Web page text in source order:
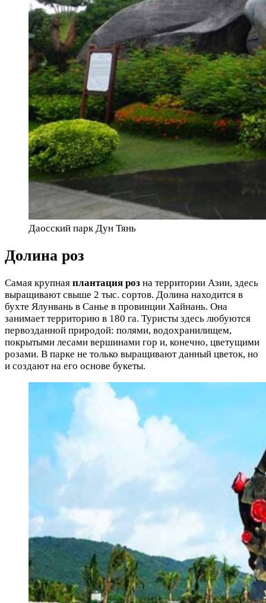
Даосский парк Дун Тянь
Долина роз
Самая крупная плантация роз на территории Азии, здесь
выращивают свыше 2 тыс. сортов. Долина находится в
бухте Ялунвань в Санье в провинции Хайнань. Она
занимает территорию в 180 га. Туристы здесь любуются
первозданной природой: полями, водохранилищем,
покрытыми лесами вершинами гор и, конечно, цветущими
розами. В парке не только выращивают данный цветок, но
и создают на его основе букеты.